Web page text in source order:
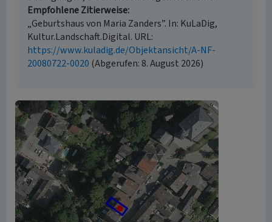
Empfohlene Zitierweise
„Geburtshaus von Maria Zanders”. In: KuLaDig,
Kultur.Landschaft.Digital. URL:
https://www.kuladig.de/Objektansicht/A-NF-
20080722-0020 (Abgerufen: 8. August 2026)